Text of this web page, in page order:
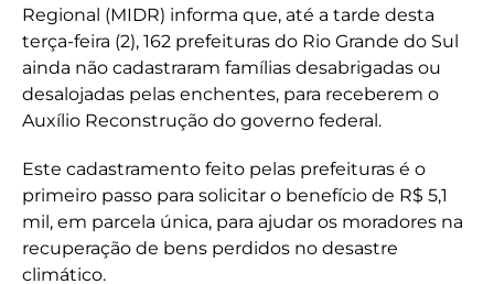
Regional (MIDR) informa que, até a tarde desta
terça-feira (2), 162 prefeituras do Rio Grande do Sul
ainda não cadastraram famílias desabrigadas ou
desalojadas pelas enchentes, para receberem o
Auxílio Reconstrução do governo federal.
Este cadastramento feito pelas prefeituras é o
primeiro passo para solicitar o benefício de R$ 5,1
mil, em parcela única, para ajudar os moradores na
recuperação de bens perdidos no desastre
climático.